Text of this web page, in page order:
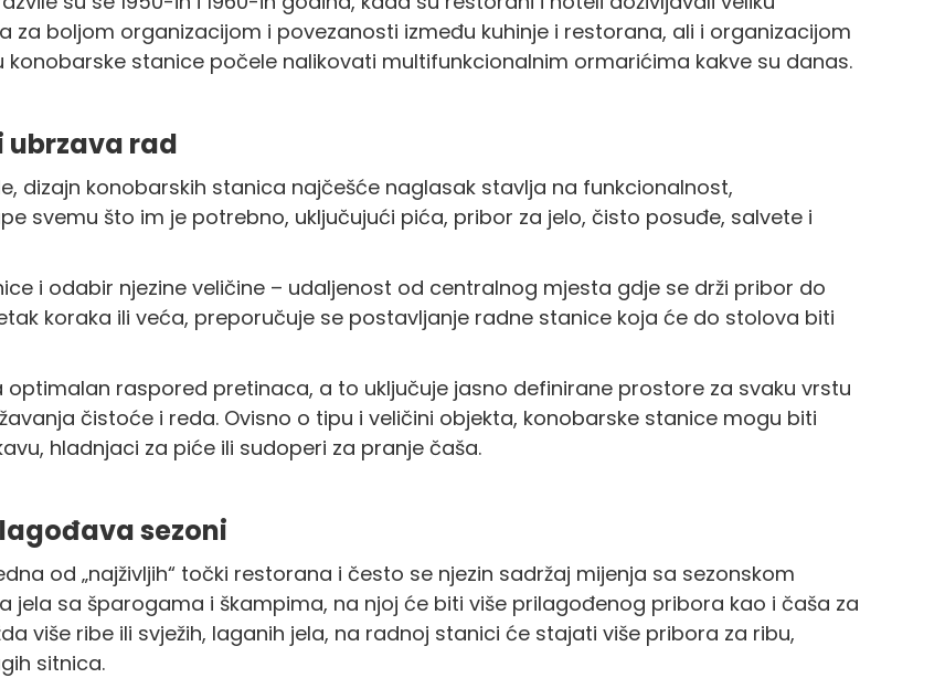
za boljom organizacijom i povezanosti između kuhinje i restorana, ali i organizacijom
stanice počele nalikovati multifunkcionalnim ormarićima kakve su danas.
ubrzava rad
dizajn konobarskih stanica najčešće naglasak stavlja na funkcionalnost,
svemu što im je potrebno, uključujući pića, pribor za jelo, čisto posuđe, salvete i
i odabir njezine veličine – udaljenost od centralnog mjesta gdje se drži pribor do
koraka ili veća, preporučuje se postavljanje radne stanice koja će do stolova biti
raspored pretinaca, a to uključuje jasno definirane prostore za svaku vrstu
čistoće i reda. Ovisno o tipu i veličini objekta, konobarske stanice mogu biti
hladnjaci za piće ili sudoperi za pranje čaša.
sezoni
od „najživljih“ točki restorana i često se njezin sadržaj mijenja sa sezonskom
jela sa šparogama i škampima, na njoj će biti više prilagođenog pribora kao i čaša za
više ribe ili svježih, laganih jela, na radnoj stanici će stajati više pribora za ribu,
sitnica.